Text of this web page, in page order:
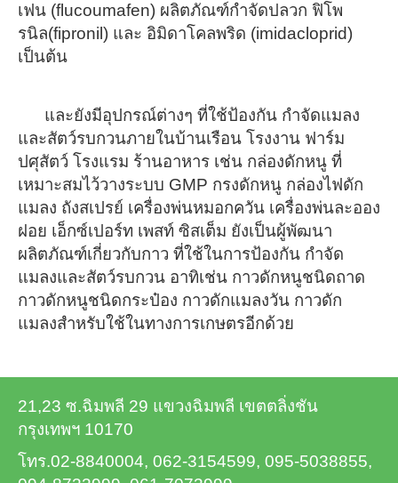
เฟน (flucoumafen) ผลิตภัณฑ์กำจัดปลวก ฟิโพ
รนิล(fipronil) และ อิมิดาโคลพริด (imidacloprid)
เป็นต้น
และยังมีอุปกรณ์ต่างๆ ที่ใช้ป้องกัน กำจัดแมลง
และสัตว์รบกวนภายในบ้านเรือน โรงงาน ฟาร์ม
ปศุสัตว์ โรงแรม ร้านอาหาร เช่น กล่องดักหนู ที่
เหมาะสมไว้วางระบบ GMP กรงดักหนู กล่องไฟดัก
แมลง ถังสเปรย์ เครื่องพ่นหมอกควัน เครื่องพ่นละออง
ฝอย เอ็กซ์เปอร์ท เพสท์ ซิสเต็ม ยังเป็นผู้พัฒนา
ผลิตภัณฑ์เกี่ยวกับกาว ที่ใช้ในการป้องกัน กำจัด
แมลงและสัตว์รบกวน อาทิเช่น กาวดักหนูชนิดถาด
กาวดักหนูชนิดกระป๋อง กาวดักแมลงวัน กาวดัก
แมลงสำหรับใช้ในทางการเกษตรอีกด้วย
21,23 ซ.ฉิมพลี 29 แขวงฉิมพลี เขตตลิ่งชัน
กรุงเทพฯ 10170
โทร.02-8840004, 062-3154599, 095-5038855,